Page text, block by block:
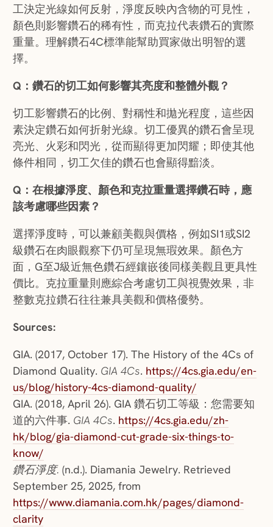
工決定光線如何反射，淨度反映內含物的可見性，
顏色則影響鑽石的稀有性，而克拉代表鑽石的實際
重量。理解鑽石4C標準能幫助買家做出明智的選
擇。
Q：鑽石的切工如何影響其亮度和整體外觀？
切工影響鑽石的比例、對稱性和拋光程度，這些因
素決定鑽石如何折射光線。切工優異的鑽石會呈現
亮光、火彩和閃光，從而顯得更加閃耀；即使其他
條件相同，切工欠佳的鑽石也會顯得黯淡。
Q：在根據淨度、顏色和克拉重量選擇鑽石時，應
該考慮哪些因素？
選擇淨度時，可以兼顧美觀與價格，例如SI1或SI2
級鑽石在肉眼觀察下仍可呈現無瑕效果。顏色方
面，G至J級近無色鑽石經鑲嵌後同樣美觀且更具性
價比。克拉重量則應綜合考慮切工與視覺效果，非
整數克拉鑽石往往兼具美觀和價格優勢。
Sources:
GIA. (2017, October 17). The History of the 4Cs of
Diamond Quality. GIA 4Cs. https://4cs.gia.edu/en-
us/blog/history-4cs-diamond-quality/
GIA. (2018, April 26). GIA 鑽石切工等級：您需要知
道的六件事. GIA 4Cs. https://4cs.gia.edu/zh-
hk/blog/gia-diamond-cut-grade-six-things-to-
know/
鑽石淨度. (n.d.). Diamania Jewelry. Retrieved
September 25, 2025, from
https://www.diamania.com.hk/pages/diamond-
clarity